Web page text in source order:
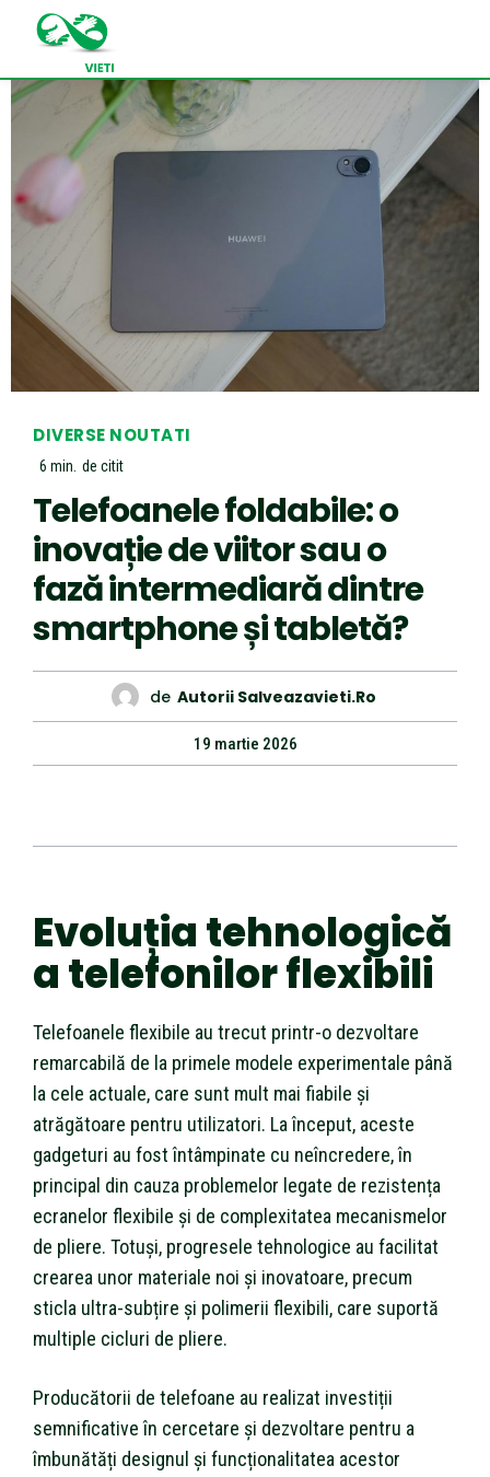
DIVERSE NOUTATI
6 min. de citit
Telefoanele foldabile: o
inovație de viitor sau o
fază intermediară dintre
smartphone și tabletă?
de Autorii Salveazavieti.ro
19 martie 2026
Evoluția tehnologică
a telefonilor flexibili
Telefoanele flexibile au trecut printr-o dezvoltare
remarcabilă de la primele modele experimentale până
la cele actuale, care sunt mult mai fiabile și
atrăgătoare pentru utilizatori. La început, aceste
gadgeturi au fost întâmpinate cu neîncredere, în
principal din cauza problemelor legate de rezistența
ecranelor flexibile și de complexitatea mecanismelor
de pliere. Totuși, progresele tehnologice au facilitat
crearea unor materiale noi și inovatoare, precum
sticla ultra-subțire și polimerii flexibili, care suportă
multiple cicluri de pliere.
Producătorii de telefoane au realizat investiții
semnificative în cercetare și dezvoltare pentru a
îmbunătăți designul și funcționalitatea acestor